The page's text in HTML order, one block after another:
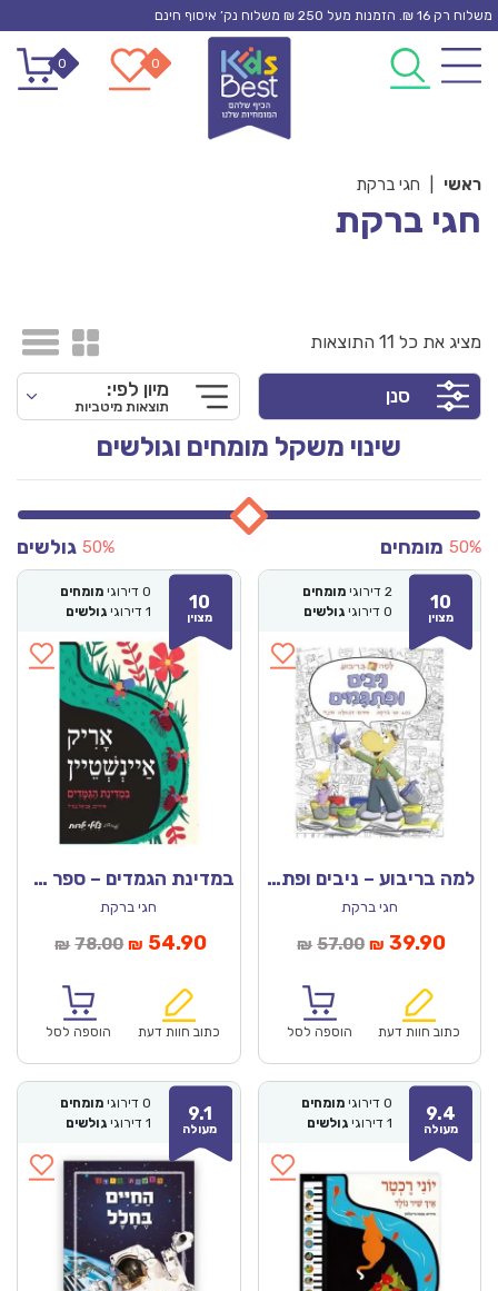
Skip
content
משלוח רק 16 ₪. הזמנות מעל 250 ₪ משלוח נק’ איסוף חינם
0
0
ראשי חגי ברקת
חגי ברקת
מציג את כל 11 התוצאות
סנן מיון לפי:
תוצאות מיטביות
שינוי משקל מומחים וגולשים
מומחים 50% גולשים 50%
10
מצוין
2 דירוגי מומחים
0 דירוגי גולשים
למה בריבוע – ניבים ופתגמים
חגי ברקת
₪ 57.00המחיר
₪57.00.
₪ 39.90
כתוב חוות דעת הוספה לסל
10
מצוין
0 דירוגי מומחים
1 דירוגי גולשים
במדינת הגמדים – ספר מנגן
חגי ברקת
₪ 78.00המחיר
₪78.00.
₪ 54.90המחיר
₪54.90.
כתוב חוות דעת הוספה לסל
9.4
מעולה
0 דירוגי מומחים
1 דירוגי גולשים 9.1
מעולה
0 דירוגי מומחים
1 דירוגי גולשים